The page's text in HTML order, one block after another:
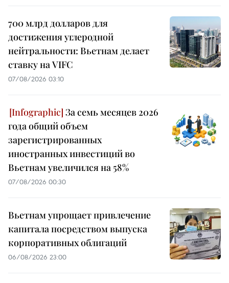
700 млрд долларов для
достижения углеродной
нейтральности: Вьетнам делает
ставку на VIFC
07/08/2026 03:10
За семь месяцев 2026
года общий объем
зарегистрированных
иностранных инвестиций во
Вьетнам увеличился на 58%
07/08/2026 00:30
Вьетнам упрощает привлечение
капитала посредством выпуска
корпоративных облигаций
06/08/2026 23:00